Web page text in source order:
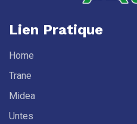
Lien Pratique
Home
Trane
Midea
Untes